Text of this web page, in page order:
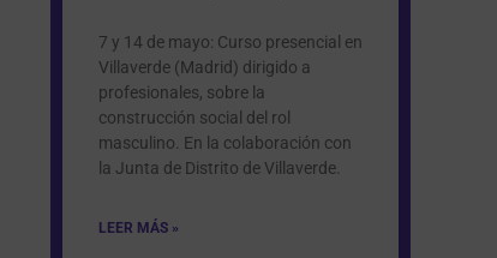
7 y 14 de mayo: Curso presencial en
Villaverde (Madrid) dirigido a
profesionales, sobre la
construcción social del rol
masculino. En la colaboración con
la Junta de Distrito de Villaverde.
LEER MÁS »